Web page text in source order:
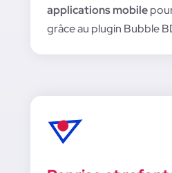
applications mobile
grâce au plugin Bubble